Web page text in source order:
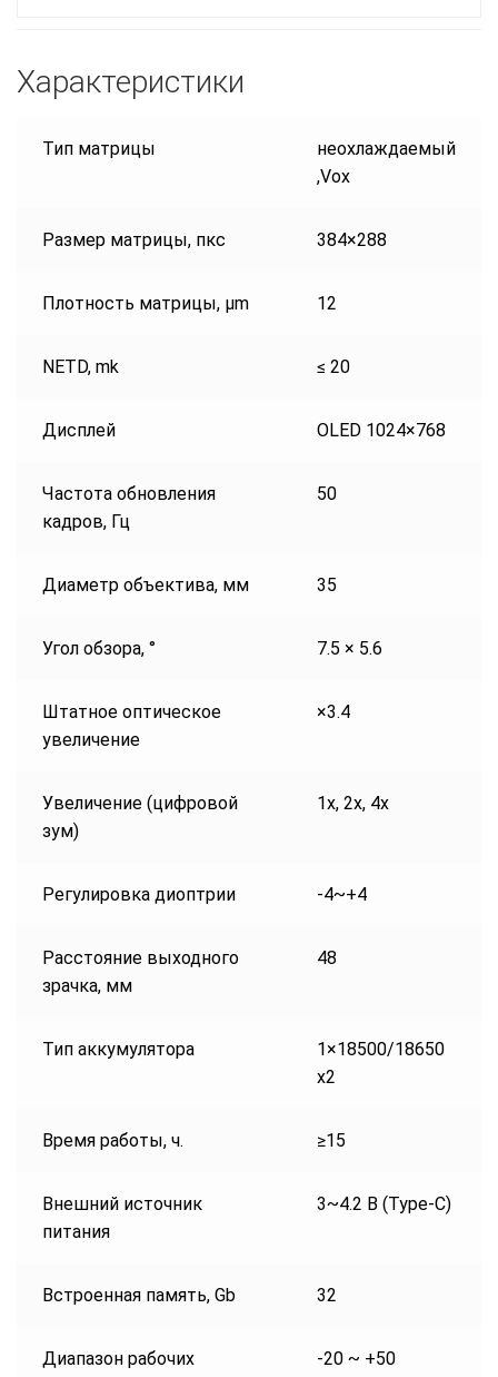
Характеристики
Тип матрицы
неохлаждаемый
,Vox
Размер матрицы, пкс 384×288
Плотность матрицы, µm 12
NETD, mk ≤ 20
Дисплей OLED 1024×768
Частота обновления
кадров, Гц
50
Диаметр объектива, мм 35
Угол обзора, ° 7.5 × 5.6
Штатное оптическое
увеличение
×3.4
Увеличение (цифровой
зум)
1x, 2x, 4x
Регулировка диоптрии -4~+4
Расстояние выходного
зрачка, мм
48
Тип аккумуляторa
1×18500/18650
x2
Время работы, ч. ≥15
Внешний источник
питания
3~4.2 В (Type-C)
Встроенная память, Gb 32
Диапазон рабочих
-20 ~ +50